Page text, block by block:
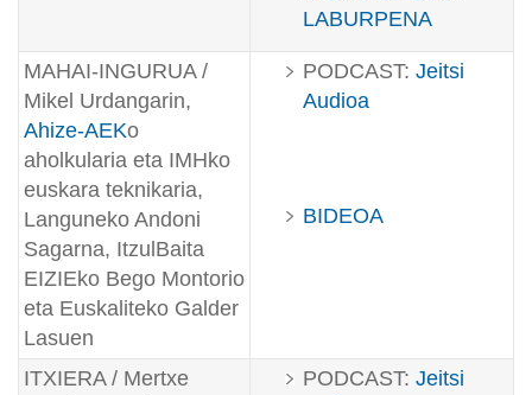
LABURPENA
MAHAI-INGURUA /
Mikel Urdangarin,
Ahize-AEKo
aholkularia eta IMHko
euskara teknikaria,
Languneko Andoni
Sagarna, ItzulBaita
EIZIEko Bego Montorio
eta Euskaliteko Galder
Lasuen
PODCAST: Jeitsi
Audioa
BIDEOA
ITXIERA / Mertxe
PODCAST: Jeitsi